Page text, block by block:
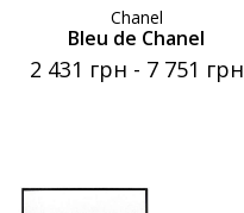
Chanel
Bleu de Chanel
2 431 грн - 7 751 грн